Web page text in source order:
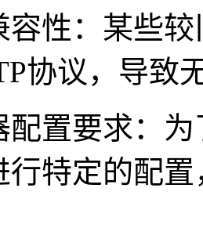
：某些较
协议，导致
要求：为
行特定的配